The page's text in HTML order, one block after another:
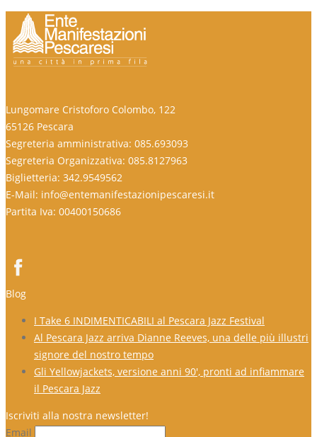
Lungomare Cristoforo Colombo, 122
65126 Pescara
Segreteria amministrativa: 085.693093
Segreteria Organizzativa: 085.8127963
Biglietteria: 342.9549562
E-Mail: info@entemanifestazionipescaresi.it
Partita Iva: 00400150686
Blog
I Take 6 INDIMENTICABILI al Pescara Jazz Festival
Al Pescara Jazz arriva Dianne Reeves, una delle più illustri
signore del nostro tempo
Gli Yellowjackets, versione anni 90′, pronti ad infiammare
il Pescara Jazz
Iscriviti alla nostra newsletter!
Email